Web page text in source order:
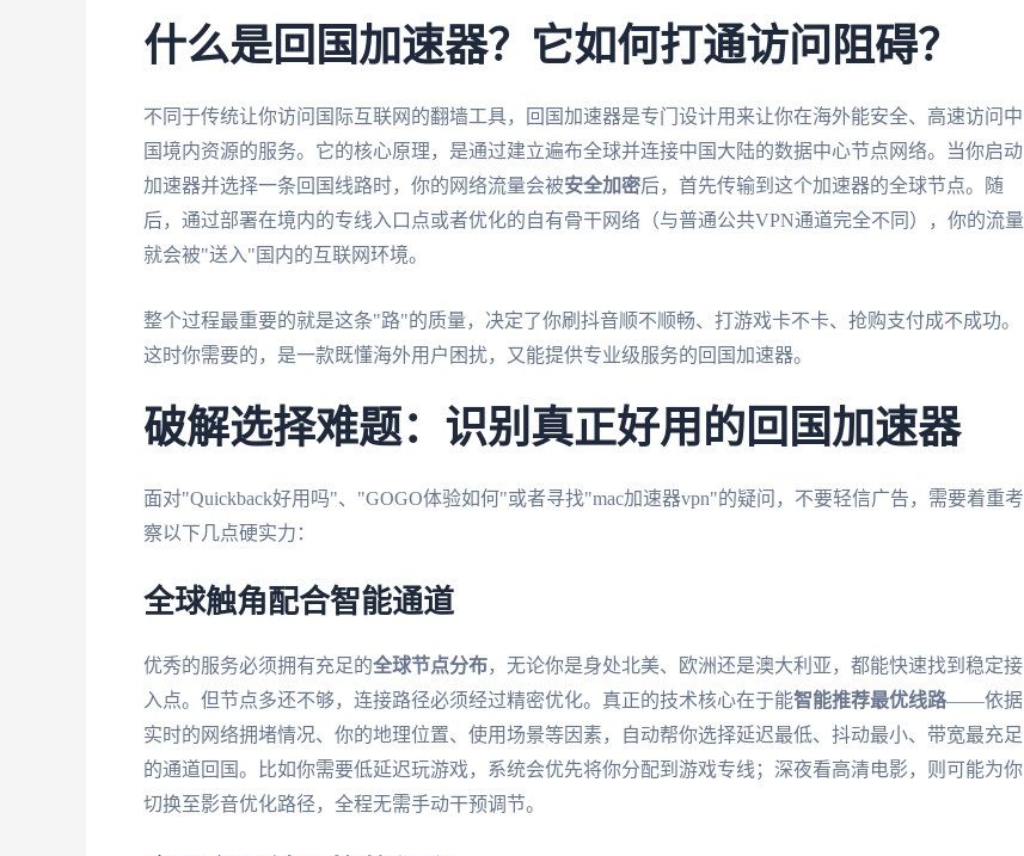
什么是回国加速器？它如何打通访问阻碍？
不同于传统让你访问国际互联网的翻墙工具，回国加速器是专门设计用来让你在海外能安全、高速访问中
国境内资源的服务。它的核心原理，是通过建立遍布全球并连接中国大陆的数据中心节点网络。当你启动
加速器并选择一条回国线路时，你的网络流量会被安全加密后，首先传输到这个加速器的全球节点。随
后，通过部署在境内的专线入口点或者优化的自有骨干网络（与普通公共VPN通道完全不同），你的流量
就会被"送入"国内的互联网环境。
整个过程最重要的就是这条"路"的质量，决定了你刷抖音顺不顺畅、打游戏卡不卡、抢购支付成不成功。
这时你需要的，是一款既懂海外用户困扰，又能提供专业级服务的回国加速器。
破解选择难题：识别真正好用的回国加速器
面对"Quickback好用吗"、"GOGO体验如何"或者寻找"mac加速器vpn"的疑问，不要轻信广告，需要着重考
察以下几点硬实力：
全球触角配合智能通道
优秀的服务必须拥有充足的全球节点分布，无论你是身处北美、欧洲还是澳大利亚，都能快速找到稳定接
入点。但节点多还不够，连接路径必须经过精密优化。真正的技术核心在于能智能推荐最优线路——依据
实时的网络拥堵情况、你的地理位置、使用场景等因素，自动帮你选择延迟最低、抖动最小、带宽最充足
的通道回国。比如你需要低延迟玩游戏，系统会优先将你分配到游戏专线；深夜看高清电影，则可能为你
切换至影音优化路径，全程无需手动干预调节。